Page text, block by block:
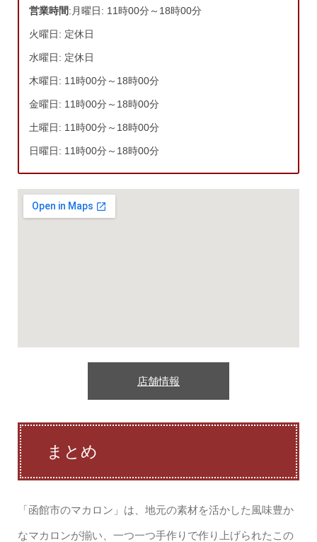
営業時間:月曜日: 11時00分～18時00分
火曜日: 定休日
水曜日: 定休日
木曜日: 11時00分～18時00分
金曜日: 11時00分～18時00分
土曜日: 11時00分～18時00分
日曜日: 11時00分～18時00分
店舗情報
まとめ
「函館市のマカロン」は、地元の素材を活かした風味豊か
なマカロンが揃い、一つ一つ手作りで作り上げられたこの